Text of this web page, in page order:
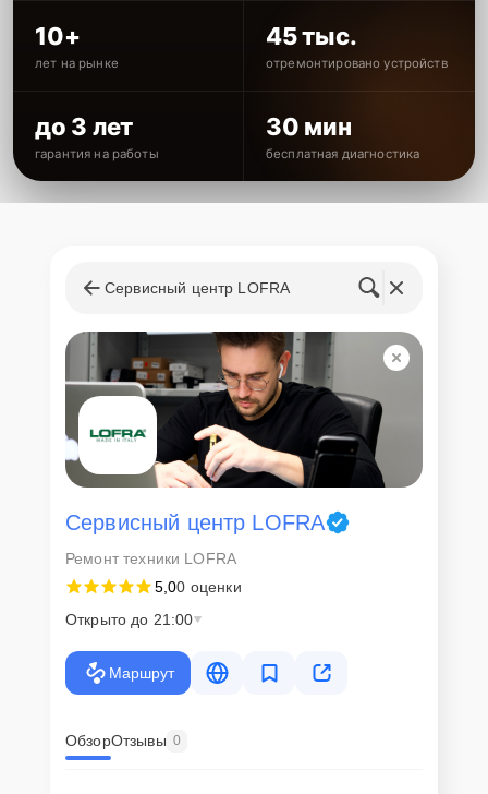
10+
лет на рынке
45 тыс.
отремонтировано устройств
до 3 лет
гарантия на работы
30 мин
бесплатная диагностика
Сервисный центр LOFRA
Сервисный центр LOFRA
Ремонт техники LOFRA
5,00 оценки
Открыто до 21:00
Маршрут
ОбзорОтзывы 0